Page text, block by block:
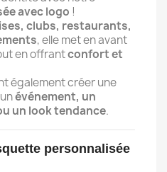
d'envies
pour ajouter des produits
avec logo !
clubs, restaurants,
, elle met en avant
en offrantconfort et
également créer une
événement, un
un look tendance.
personnalisée